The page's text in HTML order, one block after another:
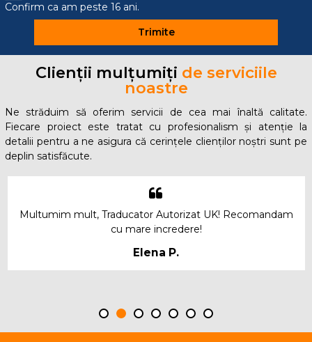
Confirm ca am peste 16 ani.
Trimite
Clienții mulțumiți de serviciile
noastre
Ne străduim să oferim servicii de cea mai înaltă calitate.
Fiecare proiect este tratat cu profesionalism și atenție la
detalii pentru a ne asigura că cerințele clienților noștri sunt pe
deplin satisfăcute.
Multumim mult, Traducator Autorizat UK! Recomandam
cu mare incredere!
Elena P.